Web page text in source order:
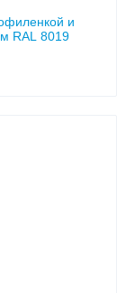
и
RAL 8019